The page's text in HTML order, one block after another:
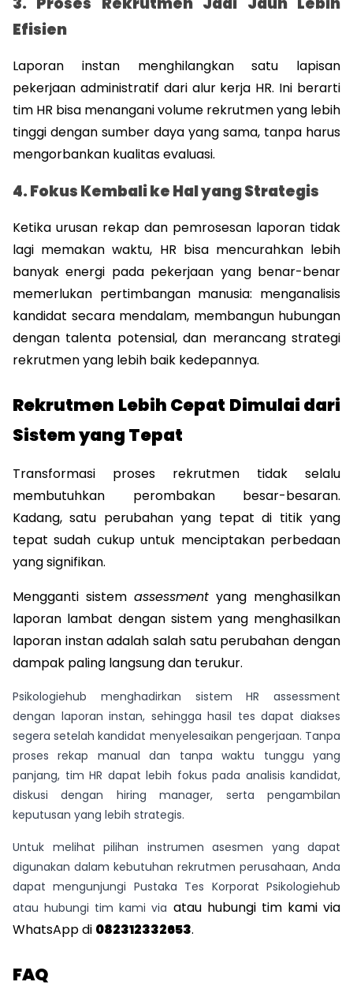
Efisien
Laporan instan menghilangkan satu lapisan
pekerjaan administratif dari alur kerja HR. Ini berarti
tim HR bisa menangani volume rekrutmen yang lebih
tinggi dengan sumber daya yang sama, tanpa harus
mengorbankan kualitas evaluasi.
4. Fokus Kembali ke Hal yang Strategis
Ketika urusan rekap dan pemrosesan laporan tidak
lagi memakan waktu, HR bisa mencurahkan lebih
banyak energi pada pekerjaan yang benar-benar
memerlukan pertimbangan manusia: menganalisis
kandidat secara mendalam, membangun hubungan
dengan talenta potensial, dan merancang strategi
rekrutmen yang lebih baik kedepannya.
Rekrutmen Lebih Cepat Dimulai dari
Sistem yang Tepat
Transformasi proses rekrutmen tidak selalu
membutuhkan perombakan besar-besaran.
Kadang, satu perubahan yang tepat di titik yang
tepat sudah cukup untuk menciptakan perbedaan
yang signifikan.
Mengganti sistem assessment yang menghasilkan
laporan lambat dengan sistem yang menghasilkan
laporan instan adalah salah satu perubahan dengan
dampak paling langsung dan terukur.
Psikologiehub menghadirkan sistem HR assessment
dengan laporan instan, sehingga hasil tes dapat diakses
segera setelah kandidat menyelesaikan pengerjaan. Tanpa
proses rekap manual dan tanpa waktu tunggu yang
panjang, tim HR dapat lebih fokus pada analisis kandidat,
diskusi dengan hiring manager, serta pengambilan
keputusan yang lebih strategis.
Untuk melihat pilihan instrumen asesmen yang dapat
digunakan dalam kebutuhan rekrutmen perusahaan, Anda
dapat mengunjungi Pustaka Tes Korporat Psikologiehub
atau hubungi tim kami via atau hubungi tim kami via
WhatsApp di 082312332653.
FAQ